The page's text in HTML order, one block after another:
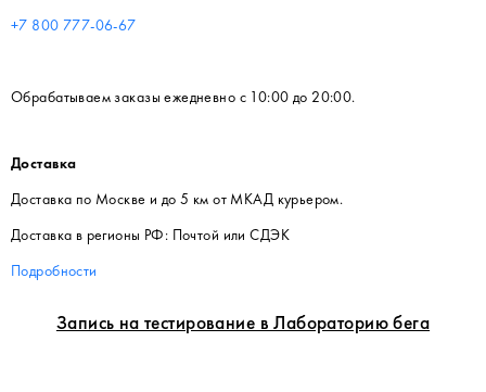
Запись на тестирование в Лабораторию бега
+7 800 777-06-67
Обрабатываем заказы ежедневно с 10:00 до 20:00.
Доставка
Доставка по Москве и до 5 км от МКАД курьером.
Доставка в регионы РФ: Почтой или СДЭК
Подробности